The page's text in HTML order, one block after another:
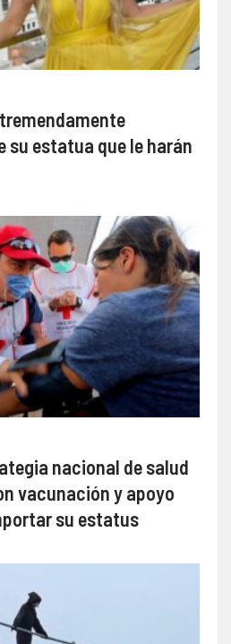
su estatua que le harán
nacional de salud
vacunación y apoyo
su estatus